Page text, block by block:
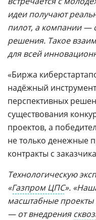
идеи получают
пилот, а компании —
решения. Такое
для всей
«Биржа
надёжный
перспективных
существования
проектов, а
не только денежные
контракты с
Технологическую
«Газпром ЦПС».
масштабные проекты
— от внедрения